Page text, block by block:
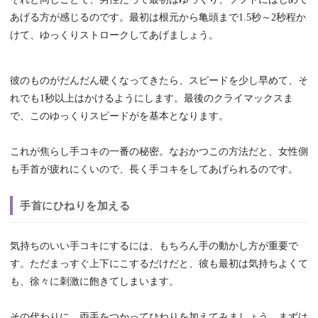
あげる方が感じるのです。最初は根元から亀頭まで1.5秒～2秒程か
けて、ゆっくりストロークしてあげましょう。
彼のものがだんだん硬くなってきたら、スピードを少し早めて、そ
れでも1秒以上はかけるようにします。最後のクライマックスま
で、このゆっくりスピードがを基本となります。
これが焦らし手コキの一番の秘密。なおかつこの方法だと、女性側
も手首が疲れにくいので、長く手コキをしてあげられるのです。
手首にひねりを加える
気持ちのいい手コキにするには、もちろん手の動かし方が重要で
す。ただまっすぐ上下にこするだけだと、彼も最初は気持ちよくて
も、徐々に刺激に飽きてしまいます。